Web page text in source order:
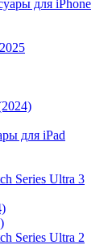
для iPhone
для iPad
Series Ultra 3
Series Ultra 2